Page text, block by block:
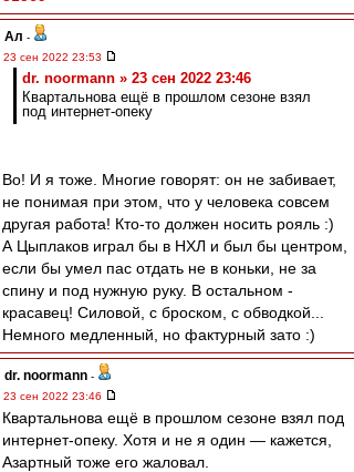
Ал -
23 сен 2022 23:53
dr. noormann » 23 сен 2022 23:46
Квартальнова ещё в прошлом сезоне взял
под интернет-опеку
Во! И я тоже. Многие говорят: он не забивает,
не понимая при этом, что у человека совсем
другая работа! Кто-то должен носить рояль :)
А Цыплаков играл бы в НХЛ и был бы центром,
если бы умел пас отдать не в коньки, не за
спину и под нужную руку. В остальном -
красавец! Силовой, с броском, с обводкой...
Немного медленный, но фактурный зато :)
dr. noormann -
23 сен 2022 23:46
Квартальнова ещё в прошлом сезоне взял под
интернет-опеку. Хотя и не я один — кажется,
Азартный тоже его жаловал.